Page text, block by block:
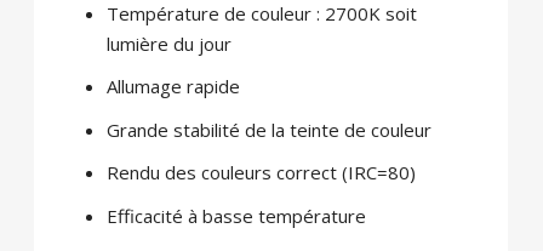
Température de couleur : 2700K soit
lumière du jour
Allumage rapide
Grande stabilité de la teinte de couleur
Rendu des couleurs correct (IRC=80)
Efficacité à basse température